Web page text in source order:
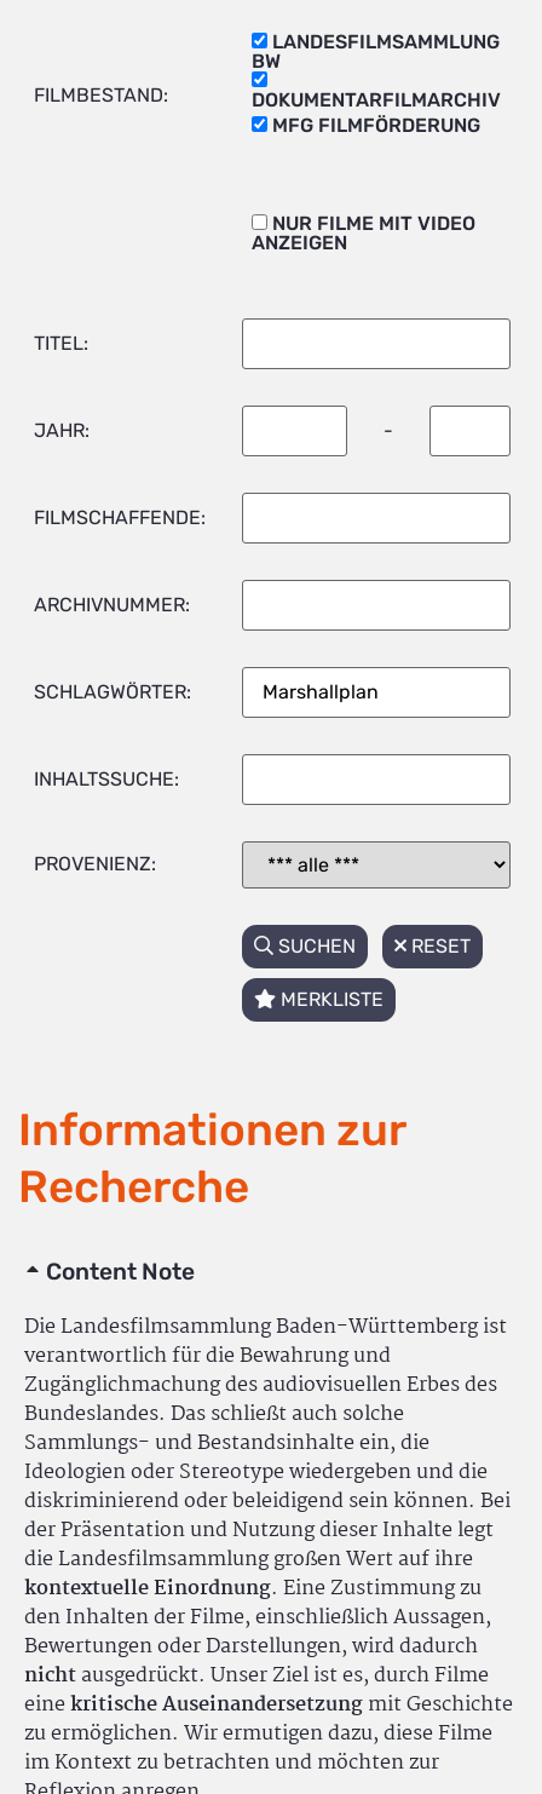
FILMBESTAND:
LANDESFILMSAMMLUNG
BW
DOKUMENTARFILMARCHIV
MFG FILMFÖRDERUNG
NUR FILME MIT VIDEO
ANZEIGEN
TITEL:
JAHR: -
FILMSCHAFFENDE:
ARCHIVNUMMER:
SCHLAGWÖRTER:
INHALTSSUCHE:
PROVENIENZ:
SUCHEN RESET
MERKLISTE
Informationen zur
Recherche
Content Note
Die Landesfilmsammlung Baden-Württemberg ist
verantwortlich für die Bewahrung und
Zugänglichmachung des audiovisuellen Erbes des
Bundeslandes. Das schließt auch solche
Sammlungs- und Bestandsinhalte ein, die
Ideologien oder Stereotype wiedergeben und die
diskriminierend oder beleidigend sein können. Bei
der Präsentation und Nutzung dieser Inhalte legt
die Landesfilmsammlung großen Wert auf ihre
kontextuelle Einordnung. Eine Zustimmung zu
den Inhalten der Filme, einschließlich Aussagen,
Bewertungen oder Darstellungen, wird dadurch
nichtausgedrückt. Unser Ziel ist es, durch Filme
einekritische Auseinandersetzungmit Geschichte
zu ermöglichen. Wir ermutigen dazu, diese Filme
im Kontext zu betrachten und möchten zur